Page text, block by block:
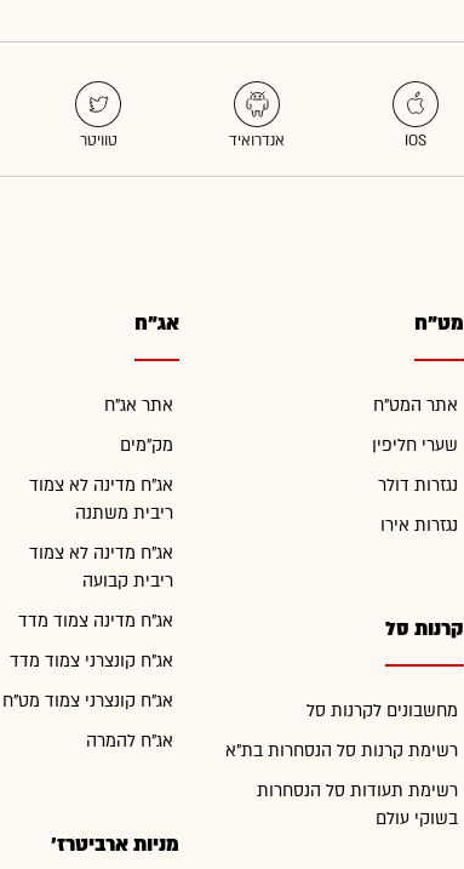
מט"ח
אתר המט"ח
שערי חליפין
נגזרות דולר
נגזרות אירו
קרנות סל
מחשבונים לקרנות סל
רשימת קרנות סל הנסחרות בת"א
רשימת תעודות סל הנסחרות
בשוקי עולם
אג"ח
אתר אג"ח
מק"מים
אג"ח מדינה לא צמוד
ריבית משתנה
אג"ח מדינה לא צמוד
ריבית קבועה
אג"ח מדינה צמוד מדד
אג"ח קונצרני צמוד מדד
אג"ח קונצרני צמוד מט"ח
אג"ח להמרה
מניות ארביטרז'